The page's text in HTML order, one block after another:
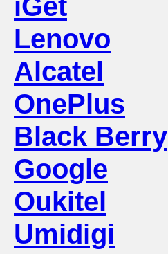
iGet
Lenovo
Alcatel
OnePlus
Black Berry
Google
Oukitel
Umidigi